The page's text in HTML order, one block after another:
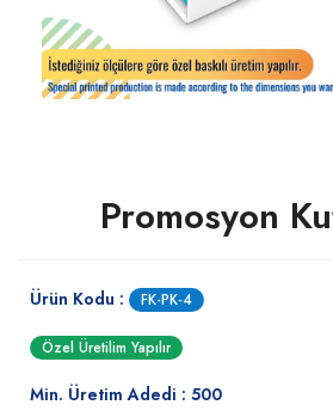
Promosyon
Ürün Kodu : FK-PK-4
Özel Üretilim Yapılır
Min. Üretim Adedi : 500